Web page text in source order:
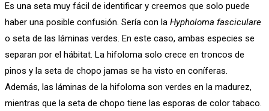
Es una seta muy fácil de identificar y creemos que solo puede
haber una posible confusión. Sería con la Hypholoma fasciculare
o seta de las láminas verdes. En este caso, ambas especies se
separan por el hábitat. La hifoloma solo crece en troncos de
pinos y la seta de chopo jamas se ha visto en coníferas.
Además, las láminas de la hifoloma son verdes en la madurez,
mientras que la seta de chopo tiene las esporas de color tabaco.